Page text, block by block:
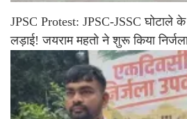
JPSC Protest: JPSC-JSSC घोटाले
लड़ाई! जयराम महतो ने शुरू किया